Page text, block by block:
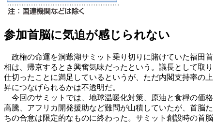
参加首脳に気迫が感じられない
政権の命運を洞爺湖サミット乗り切りに賭けていた福田首
相は、帰京するとき興奮気味だったという。議長として取り
仕切ったことに満足しているというが、ただ内閣支持率の上
昇につなげられるかは不透明だ。
今回のサミットでは、地球温暖化対策、原油と食糧の価格
高騰、アフリカ開発援助など難問が山積していたが、首脳た
ちの合意は限定的なものに終わった。サミット創設時の首脳